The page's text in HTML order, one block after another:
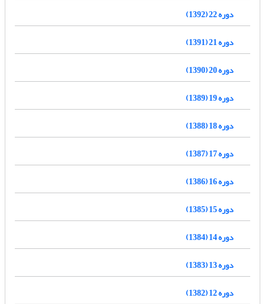
دوره 22 (1392)
دوره 21 (1391)
دوره 20 (1390)
دوره 19 (1389)
دوره 18 (1388)
دوره 17 (1387)
دوره 16 (1386)
دوره 15 (1385)
دوره 14 (1384)
دوره 13 (1383)
دوره 12 (1382)